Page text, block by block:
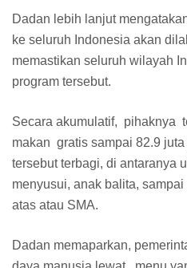
Dadan lebih lanjut
ke seluruh Indonesia akan
memastikan seluruh wilayah
program tersebut.
Secara akumulatif, pihaknya
makan gratis sampai 82.9
tersebut terbagi, di antaranya
menyusui, anak balita,
atas atau SMA.
Dadan memaparkan,